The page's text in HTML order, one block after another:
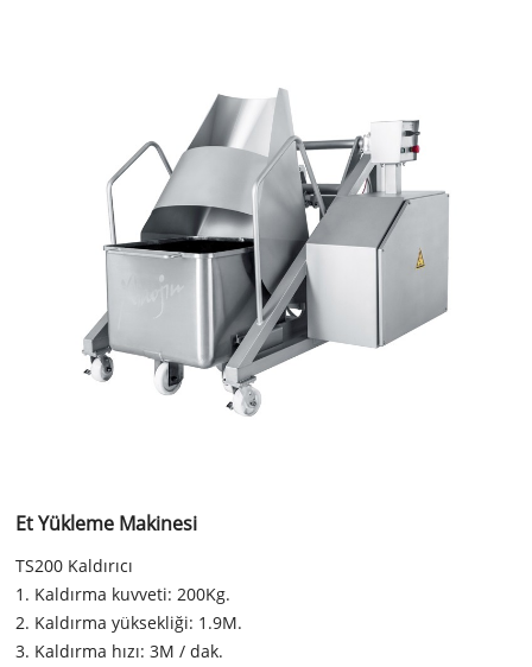
Et Yükleme Makinesi
TS200 Kaldırıcı
1. Kaldırma kuvveti: 200Kg.
2. Kaldırma yüksekliği: 1.9M.
3. Kaldırma hızı: 3M / dak.